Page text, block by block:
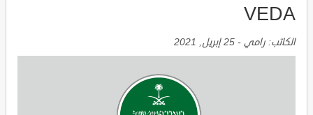
VEDA
الكاتب: رامي - 25 إبريل, 2021